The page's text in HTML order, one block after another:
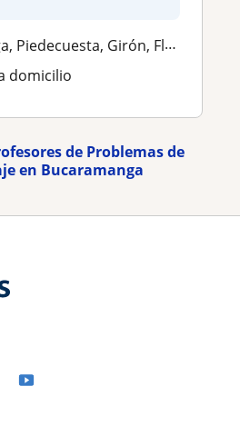
Girón, Floridablanca
domicilio
de Problemas de
en Bucaramanga